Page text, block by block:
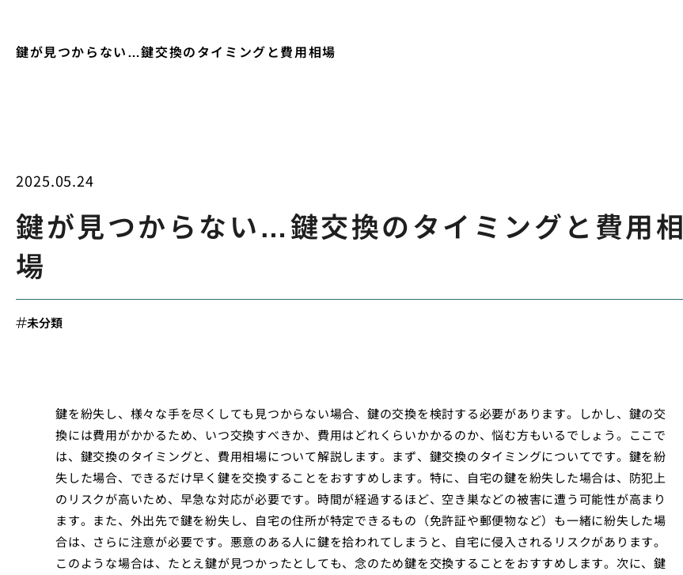
鍵が見つからない…鍵交換のタイミングと費用相場
2025.05.24
鍵が見つからない…鍵交換のタイミングと費用相
場
未分類
鍵を紛失し、様々な手を尽くしても見つからない場合、鍵の交換を検討する必要があります。しかし、鍵の交
換には費用がかかるため、いつ交換すべきか、費用はどれくらいかかるのか、悩む方もいるでしょう。ここで
は、鍵交換のタイミングと、費用相場について解説します。まず、鍵交換のタイミングについてです。鍵を紛
失した場合、できるだけ早く鍵を交換することをおすすめします。特に、自宅の鍵を紛失した場合は、防犯上
のリスクが高いため、早急な対応が必要です。時間が経過するほど、空き巣などの被害に遭う可能性が高まり
ます。また、外出先で鍵を紛失し、自宅の住所が特定できるもの（免許証や郵便物など）も一緒に紛失した場
合は、さらに注意が必要です。悪意のある人に鍵を拾われてしまうと、自宅に侵入されるリスクがあります。
このような場合は、たとえ鍵が見つかったとしても、念のため鍵を交換することをおすすめします。次に、鍵